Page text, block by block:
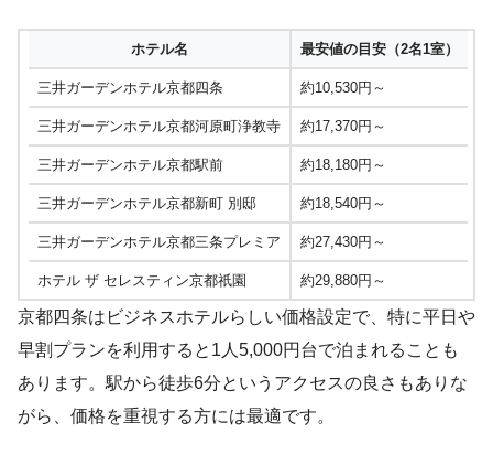
ホテル名 最安値の目安（2名1室）
三井ガーデンホテル京都四条 約10,530円～
三井ガーデンホテル京都河原町浄教寺 約17,370円～
三井ガーデンホテル京都駅前 約18,180円～
三井ガーデンホテル京都新町 別邸 約18,540円～
三井ガーデンホテル京都三条プレミア 約27,430円～
ホテル ザ セレスティン京都祇園 約29,880円～
京都四条はビジネスホテルらしい価格設定で、特に平日や
早割プランを利用すると1人5,000円台で泊まれることも
あります。駅から徒歩6分というアクセスの良さもありな
がら、価格を重視する方には最適です。